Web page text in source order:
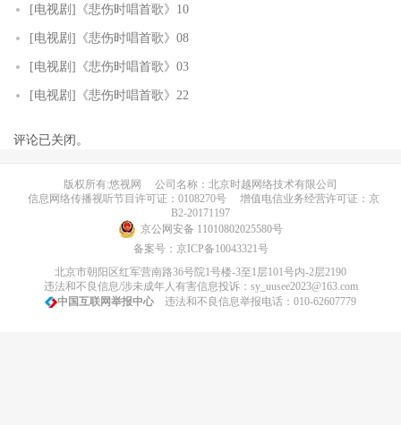
[电视剧]《悲伤时唱首歌》10
[电视剧]《悲伤时唱首歌》08
[电视剧]《悲伤时唱首歌》03
[电视剧]《悲伤时唱首歌》22
评论已关闭。
版权所有:悠视网
公司名称：北京时越网络技术有限公司
信息网络传播视听节目许可证：0108270号
增值电信业务经营许可证：京
B2-20171197
京公网安备 11010802025580号
备案号： 京ICP备10043321号
北京市朝阳区红军营南路36号院1号楼-3至1层101号内-2层2190
违法和不良信息/涉未成年人有害信息投诉：sy_uusee2023@163.com
中国互联网举报中心 违法和不良信息举报电话：010-62607779